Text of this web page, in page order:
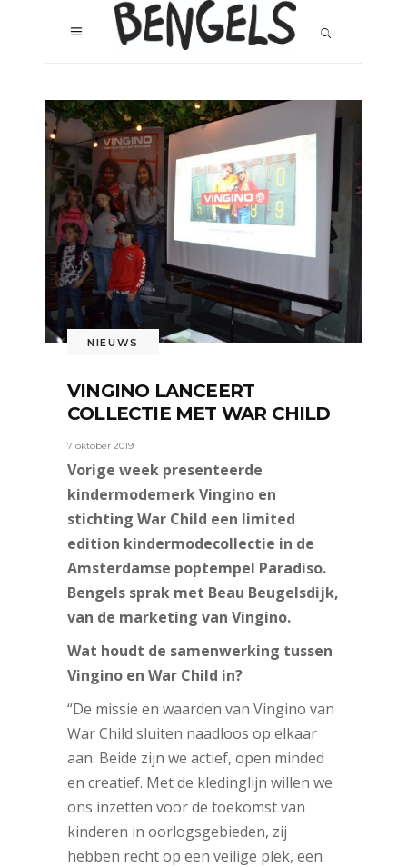
NIEUWS
VINGINO LANCEERT
COLLECTIE MET WAR CHILD
7 oktober 2019
Vorige week presenteerde
kindermodemerk Vingino en
stichting War Child een limited
edition kindermodecollectie in de
Amsterdamse poptempel Paradiso.
Bengels sprak met Beau Beugelsdijk,
van de marketing van Vingino.
Wat houdt de samenwerking tussen
Vingino en War Child in?
“De missie en waarden van Vingino van
War Child sluiten naadloos op elkaar
aan. Beide zijn we actief, open minded
en creatief. Met de kledinglijn willen we
ons inzetten voor de toekomst van
kinderen in oorlogsgebieden, zij
hebben recht op een veilige plek, een